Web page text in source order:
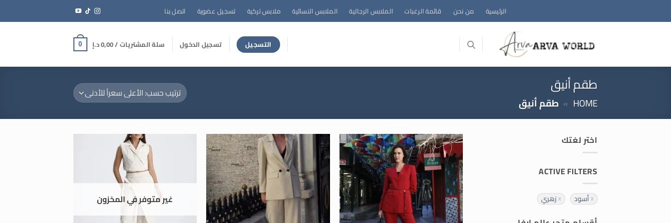
للمحتوى
الرئيسية من نحن قائمة الرغبات الملابس الرجالية الملابس النسائية ملابس تركية تسجيل عضوية اتصل بنا
التسجيل تسجيل الدخول سلة المشتريات /0,00د.إ 0
طقم أنيق
HOME
» طقم أنيق
اختر لغتك
ACTIVE FILTERS
أسود زهري غير متوفر في المخزون